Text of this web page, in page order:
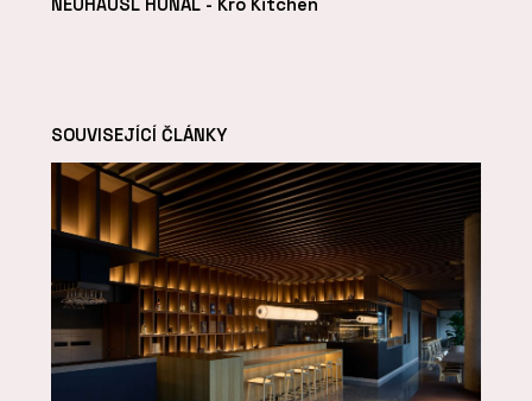
SOUVISEJÍCÍ ČLÁNKY